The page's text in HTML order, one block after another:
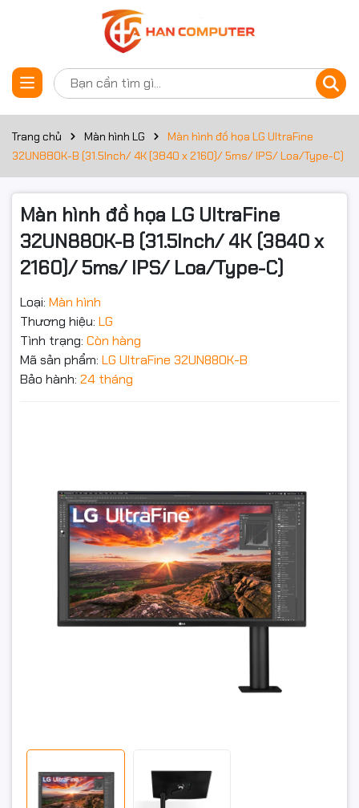
Trang chủ Màn hình LG
Màn hình đồ họa LG UltraFine
32UN880K-B (31.5Inch/ 4K (3840 x 2160)/ 5ms/ IPS/ Loa/Type-C)
Màn hình đồ họa LG UltraFine
32UN880K-B (31.5Inch/ 4K (3840 x
2160)/ 5ms/ IPS/ Loa/Type-C)
Loại: Màn hình
Thương hiệu: LG
Tình trạng: Còn hàng
Mã sản phẩm: LG UltraFine 32UN880K-B
Bảo hành: 24 tháng
Thông số kỹ thuật
Màn hình
Độ phân giải 4K (3840 x 2160)
Thời gian đáp ứng 5ms
Tần số quét
Độ sáng
Tỷ lệ tương phản
Loa tích hợp Có (2x 5W)
Cổng giao tiếp
2 x HDMI , 1 x DisplayPort 1.4 , 1 x
USB Type-C, Đầu ra tai nghe
Phụ kiện kèm theo Cáp HDMI, Cáp USB Type-C
Thông tin khác
tiện lợi có kẹp chữ C. Mở ra/Thu
Xuất xứ Chính hãng
Đặt trước sản phẩm
Đặt trước sản phẩm để nhận thêm nhiều ưu đãi bạn